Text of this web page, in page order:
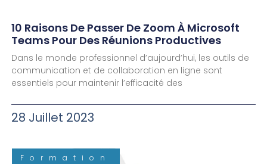
10 Raisons De Passer De Zoom À Microsoft
Teams Pour Des Réunions Productives
Dans le monde professionnel d’aujourd’hui, les outils de
communication et de collaboration en ligne sont
essentiels pour maintenir l’efficacité des
28 Juillet 2023
Formation